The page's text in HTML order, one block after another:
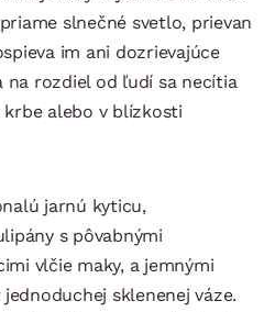
slnečné svetlo, prievan
im ani dozrievajúce
na rozdiel od ľudí sa necítia
alebo v blízkosti
jarnú kyticu,
s pôvabnými
vlčie maky, a jemnými
sklenenej váze.